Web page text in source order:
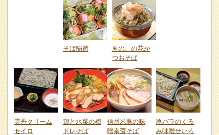
そば稲荷
きのこの花か
つおそば
雲丹クリーム
セイロ
鶏と水菜の梅
ドレそば
信州米豚の味
噌南蛮そば
豚バラのくる
み味噌せいろ